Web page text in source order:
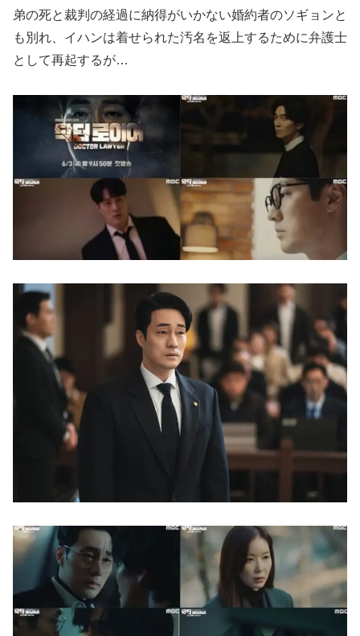
弟の死と裁判の経過に納得がいかない婚約者のソギョンと
も別れ、イハンは着せられた汚名を返上するために弁護士
として再起するが…